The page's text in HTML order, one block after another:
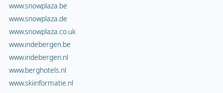
www.snowplaza.be
www.snowplaza.de
www.snowplaza.co.uk
www.indebergen.be
www.indebergen.nl
www.berghotels.nl
www.skiinformatie.nl